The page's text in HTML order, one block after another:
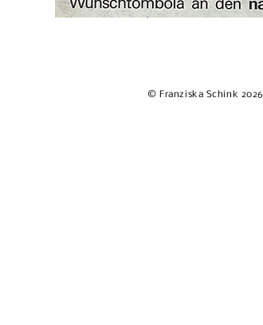
© Franziska Schink 2026